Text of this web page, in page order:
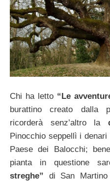
Chi ha letto “Le
burattino creato dalla
ricorderà senz’altro la
Pinocchio seppellì i
Paese dei Balocchi;
pianta in questione
streghe” di San